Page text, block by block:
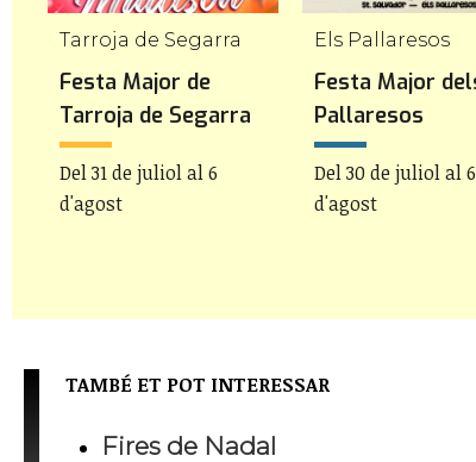
Tarroja de Segarra
Festa Major de
Tarroja de Segarra
Del 31 de juliol al 6
d'agost
Els Pallaresos
Festa Major
Pallaresos
Del 30 de juliol al 6
d'agost
TAMBÉ ET POT INTERESSAR
Fires de Nadal